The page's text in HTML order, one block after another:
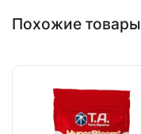
Похожие товары